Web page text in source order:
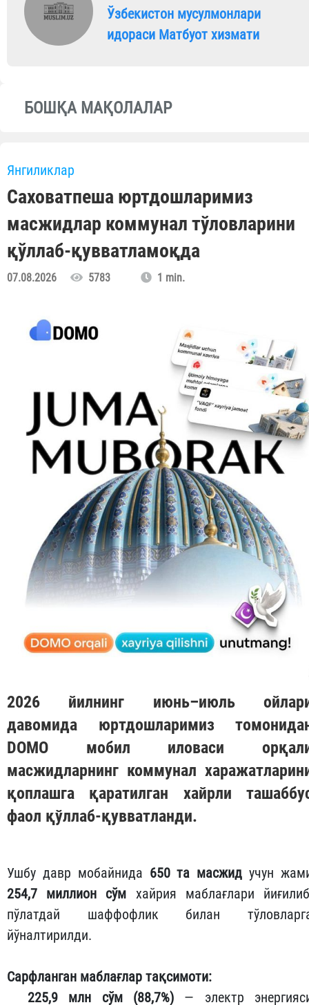
Ўзбекистон мусулмонлари
идораси Матбуот хизмати
БОШҚА МАҚОЛАЛАР
Янгиликлар
Саховатпеша юртдошларимиз
масжидлар коммунал тўловларини
қўллаб-қувватламоқда
07.08.2026 5783 1 min.
2026 йилнинг июнь–июль
давомида юртдошларимиз
DOMO мобил иловаси
масжидларнинг коммунал
қоплашга қаратилган хайрли
фаол қўллаб-қувватланди.
Ушбу давр мобайнида 650 та масжид учун
254,7 миллион сўм хайрия маблағлари
пўлатдай шаффофлик билан
йўналтирилди.
Сарфланган маблағлар тақсимоти:
225,9 млн сўм (88,7%) — электр